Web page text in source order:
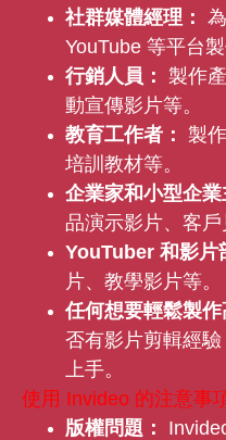
社群媒體經理：
YouTube 等平台
行銷人員：
製作
動宣傳影片等。
教育工作者：
製
培訓教材等。
企業家和小型企業
品演示影片、客戶
YouTuber 和影片
片、教學影片等。
任何想要輕鬆製作
否有影片剪輯經
上手。
使用 Invideo 的注意事
版權問題：